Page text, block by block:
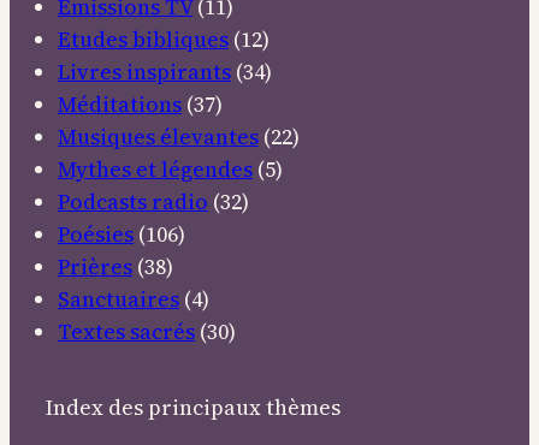
Emissions TV(11)
Etudes bibliques (12)
Livres inspirants (34)
Méditations (37)
Musiques élevantes (22)
Mythes et légendes (5)
Podcasts radio (32)
Poésies (106)
Prières (38)
Sanctuaires (4)
Textes sacrés (30)
Index des principaux thèmes